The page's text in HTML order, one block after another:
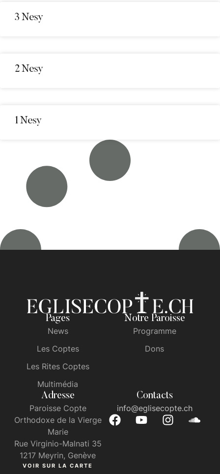
3 Nesy
2 Nesy
1 Nesy
Pages
News
Les Coptes
Les Rites Coptes
Multimédia
Notre Paroisse
Programme
Dons
Adresse
Paroisse Copte
Orthodoxe de la Vierge
Marie
Rue Virginio-Malnati 35
1217 Meyrin, Genève
VOIR SUR LA CARTE
Contacts
info@eglisecopte.ch